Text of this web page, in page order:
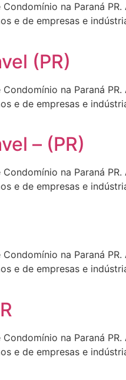
na Paraná
e de empresas e
(PR)
na Paraná
e de empresas e
– (PR)
na Paraná
e de empresas e
na Paraná
e de empresas e
na Paraná
e de empresas e